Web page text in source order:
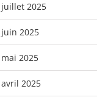
juillet 2025
juin 2025
mai 2025
avril 2025